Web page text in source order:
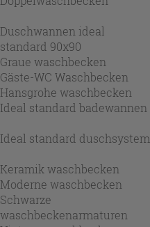
Duschwannen ideal
standard 90x90
Graue waschbecken
Gäste-WC Waschbecken
Hansgrohe waschbecken
Ideal standard badewannen
Ideal standard duschsystem
Keramik waschbecken
Moderne waschbecken
Schwarze
waschbeckenarmaturen